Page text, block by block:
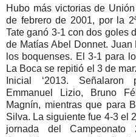
Hubo más victorias de
de febrero de 2001, por la
Tate ganó 3-1 con dos goles
de Matías Abel Donnet.
los boquenses. El 3-1 para
La Boca se repitió el 3 de
Inicial ‘2013.
Emmanuel Lizio, Bruno
Magnín, mientras que para
Silva. La siguiente fue 4-3 el
jornada del